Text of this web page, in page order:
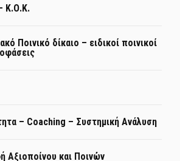
Κ.Ο.Κ.
Ποινικό δίκαιο – ειδικοί ποινικοί
– Coaching – Συστημική Ανάλυση
Αξιοποίνου και Ποινών